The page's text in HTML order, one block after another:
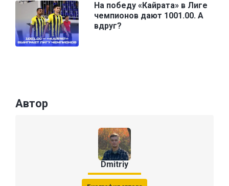
На победу «Кайрата» в Лиге
чемпионов дают 1001.00. А
вдруг?
Автор
Dmitriy